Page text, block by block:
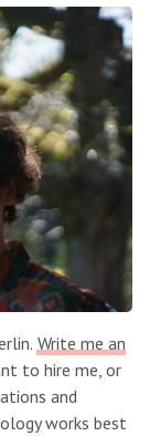
Write me an
to hire me, or
and
works best